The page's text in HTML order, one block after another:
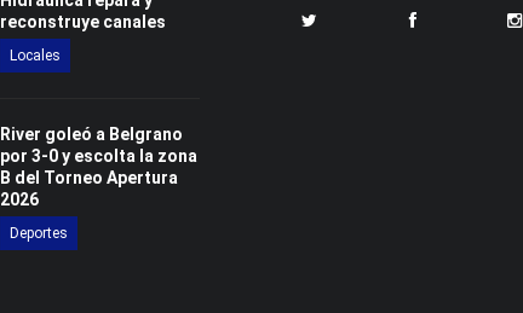
reconstruye canales
Locales
River goleó a Belgrano
por 3-0 y escolta la zona
B del Torneo Apertura
2026
Deportes